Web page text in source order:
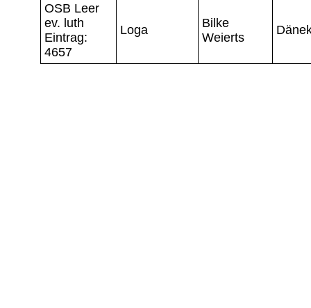
OSB Leer
ev. luth
Eintrag:
4657
Loga
Bilke
Weierts